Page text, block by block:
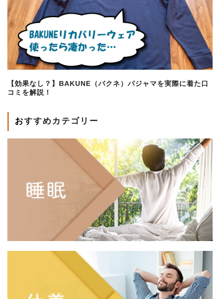
【効果なし？】BAKUNE（バクネ）パジャマを実際に着た口
コミを解説！
おすすめカテゴリー